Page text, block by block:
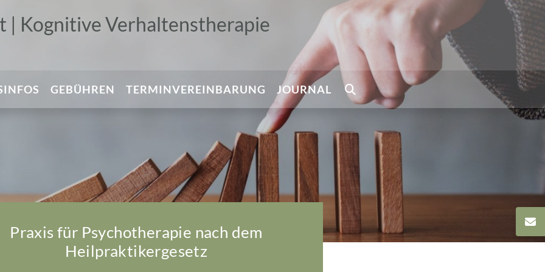
| Kognitive Verhaltenstherapie
GEBÜHREN TERMINVEREINBARUNG JOURNAL
Praxis für Psychotherapie nach dem
Heilpraktikergesetz